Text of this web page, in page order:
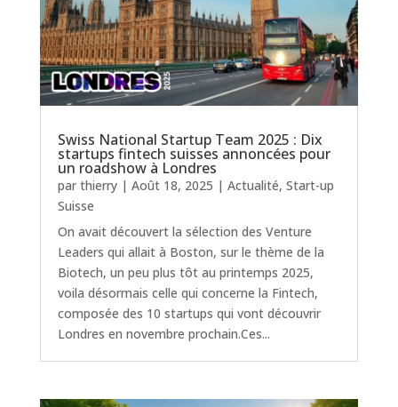
Swiss National Startup Team 2025 : Dix
startups fintech suisses annoncées pour
un roadshow à Londres
par thierry| Août 18, 2025 | Actualité, Start-up
Suisse
On avait découvert la sélection des Venture
Leaders qui allait à Boston, sur le thème de la
Biotech, un peu plus tôt au printemps 2025,
voila désormais celle qui concerne la Fintech,
composée des 10 startups qui vont découvrir
Londres en novembre prochain.Ces...